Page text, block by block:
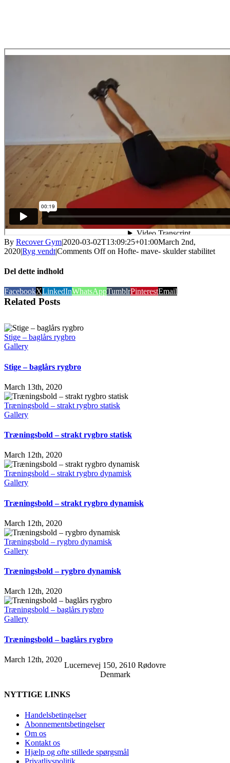
By Recover Gym|2020-03-02T13:09:25+01:00March 2nd,
2020|Ryg vendt|Comments Offon Hofte- mave- skulder stabilitet
Del dette indhold
FacebookXLinkedInWhatsAppTumblrPinterestEmail
Related Posts
Stige – baglårs rygbro
Gallery
Stige – baglårs rygbro
March 13th, 2020
Træningsbold – strakt rygbro statisk
Gallery
Træningsbold – strakt rygbro statisk
March 12th, 2020
Træningsbold – strakt rygbro dynamisk
Gallery
Træningsbold – strakt rygbro dynamisk
March 12th, 2020
Træningsbold – rygbro dynamisk
Gallery
Træningsbold – rygbro dynamisk
March 12th, 2020
Træningsbold – baglårs rygbro
Gallery
Træningsbold – baglårs rygbro
March 12th, 2020
Lucernevej 150, 2610 Rødovre
Denmark
NYTTIGE LINKS
Handelsbetingelser
Abonnementsbetingelser
Om os
Kontakt os
Hjælp og ofte stillede spørgsmål
Privatlivspolitik